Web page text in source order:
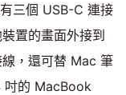
三個 USB-C 連接
置的畫面外接到
，還可替 Mac 筆
吋的 MacBook